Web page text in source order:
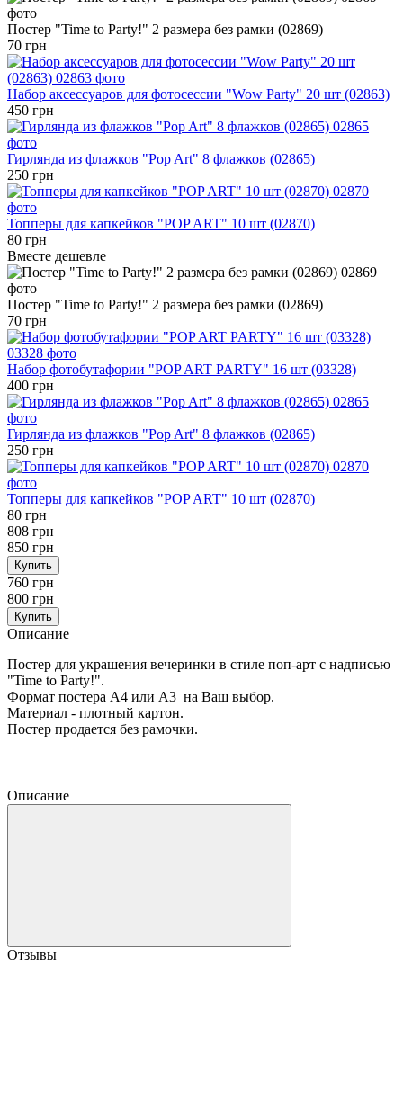
Постер "Time to Party!" 2 размера без рамки (02869)
70 грн
Набор аксессуаров для фотосессии "Wow Party" 20 шт (02863)
450 грн
Гирлянда из флажков "Pop Art" 8 флажков (02865)
250 грн
Топперы для капкейков "POP ART" 10 шт (02870)
80 грн
Вместе дешевле
Постер "Time to Party!" 2 размера без рамки (02869)
70 грн
Набор фотобутафории "POP ART PARTY" 16 шт (03328)
400 грн
Гирлянда из флажков "Pop Art" 8 флажков (02865)
250 грн
Топперы для капкейков "POP ART" 10 шт (02870)
80 грн
808 грн
850 грн
Купить
760 грн
800 грн
Купить
Описание
Постер для украшения вечеринки в стиле поп-арт с надписью
"Time to Party!".
Формат постера А4 или А3 на Ваш выбор.
Материал - плотный картон.
Постер продается без рамочки.
Описание
Отзывы